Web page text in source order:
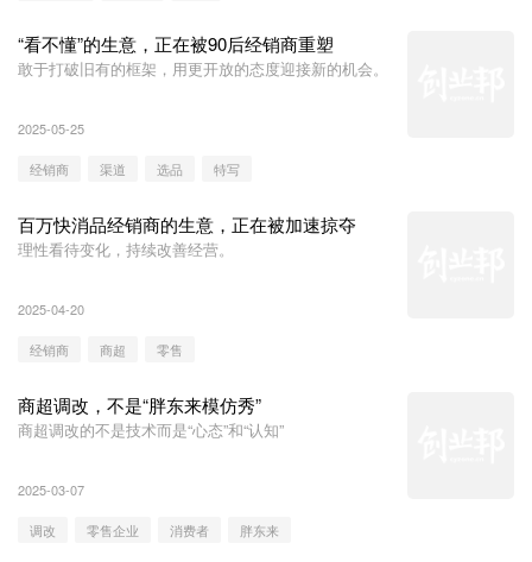
“看不懂”的生意，正在被90后经销商重塑
敢于打破旧有的框架，用更开放的态度迎接新的机会。
2025-05-25
经销商 渠道 选品 特写
百万快消品经销商的生意，正在被加速掠夺
理性看待变化，持续改善经营。
2025-04-20
经销商 商超 零售
商超调改，不是“胖东来模仿秀”
商超调改的不是技术而是“心态”和“认知”
2025-03-07
调改 零售企业 消费者 胖东来